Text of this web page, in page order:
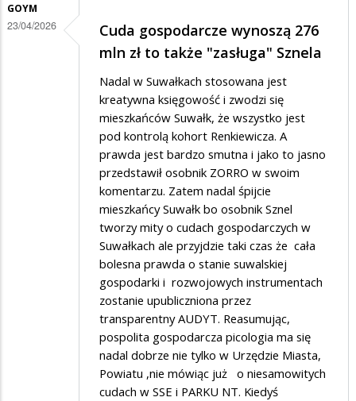
Prawdziwych
dziennikarzy
Suwałkach
GOYM
23/04/2026
Cuda gospodarcze wynoszą 276
mln zł to także "zasługa" Sznela
Nadal w Suwałkach stosowana jest
kreatywna księgowość i zwodzi się
mieszkańców Suwałk, że wszystko jest
pod kontrolą kohort Renkiewicza. A
prawda jest bardzo smutna i jako to jasno
przedstawił osobnik ZORRO w swoim
komentarzu. Zatem nadal śpijcie
mieszkańcy Suwałk bo osobnik Sznel
tworzy mity o cudach gospodarczych w
Suwałkach ale przyjdzie taki czas że cała
bolesna prawda o stanie suwalskiej
gospodarki i rozwojowych instrumentach
zostanie upubliczniona przez
transparentny AUDYT. Reasumując,
pospolita gospodarcza picologia ma się
nadal dobrze nie tylko w Urzędzie Miasta,
Powiatu ,nie mówiąc już o niesamowitych
cudach w SSE i PARKU NT. Kiedyś